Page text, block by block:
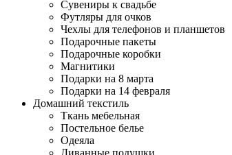
Сувениры к свадьбе
Футляры для очков
Чехлы для телефонов и планшетов
Подарочные пакеты
Подарочные коробки
Магнитики
Подарки на 8 марта
Подарки на 14 февраля
Домашний текстиль
Ткань мебельная
Постельное белье
Одеяла
Диванные подушки